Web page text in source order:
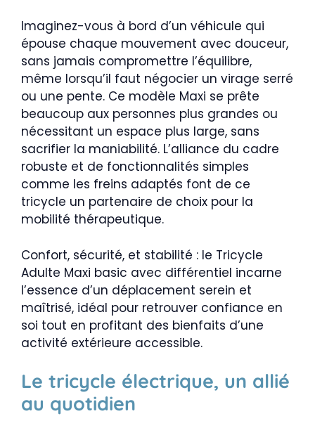
Imaginez-vous à bord d’un véhicule qui
épouse chaque mouvement avec douceur,
sans jamais compromettre l’équilibre,
même lorsqu’il faut négocier un virage serré
ou une pente. Ce modèle Maxi se prête
beaucoup aux personnes plus grandes ou
nécessitant un espace plus large, sans
sacrifier la maniabilité. L’alliance du cadre
robuste et de fonctionnalités simples
comme les freins adaptés font de ce
tricycle un partenaire de choix pour la
mobilité thérapeutique.
Confort, sécurité, et stabilité : le Tricycle
Adulte Maxi basic avec différentiel incarne
l’essence d’un déplacement serein et
maîtrisé, idéal pour retrouver confiance en
soi tout en profitant des bienfaits d’une
activité extérieure accessible.
Le tricycle électrique, un allié
au quotidien